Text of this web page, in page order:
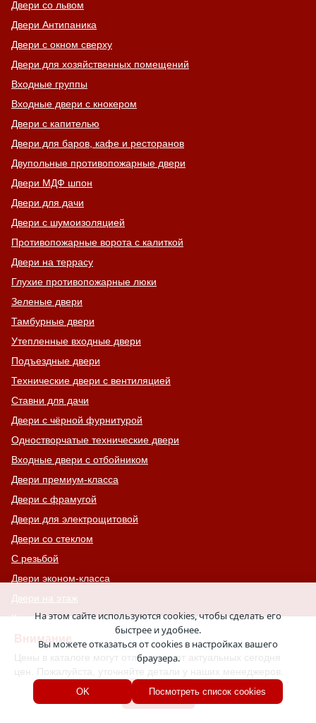
Внимание
Цены в каталоге могут отличаться от актуальных сегодня
цен. Пожалуйста, уточняйте детали у наших менеджеров.
Хорошо
Двери со львом
Двери Антипаника
Двери с окном сверху
Двери для хозяйственных помещений
Входные группы
Входные двери с кнокером
Двери с капителью
Двери для баров, кафе и ресторанов
Двупольные противопожарные двери
Двери МДФ шпон
Двери для дачи
Двери с шумоизоляцией
Противопожарные ворота с калиткой
Двери на террасу
Глухие противопожарные люки
Зеленые двери
Тамбурные двери
Утепленные входные двери
Подъездные двери
Технические двери с вентиляцией
Ставни для дачи
Двери с чёрной фурнитурой
Одностворчатые технические двери
Входные двери с отбойником
Двери премиум-класса
Двери с фрамугой
Двери для электрощитовой
Двери со стеклом
С резьбой
Двери эконом-класса
Двери на этаж
Красные двери
Двери для гаража
Двери для бани
Двери специального назначения
С подсветкой
На этом сайте используются cookies, чтобы сделать его
быстрее и удобнее.
Вы можете отказаться от cookies в настройках вашего
браузера.
OK Посмотреть список cookies